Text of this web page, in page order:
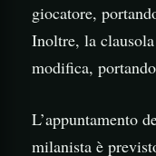
giocatore,
Inoltre, la
modifica,
L’appuntamento
milanista è